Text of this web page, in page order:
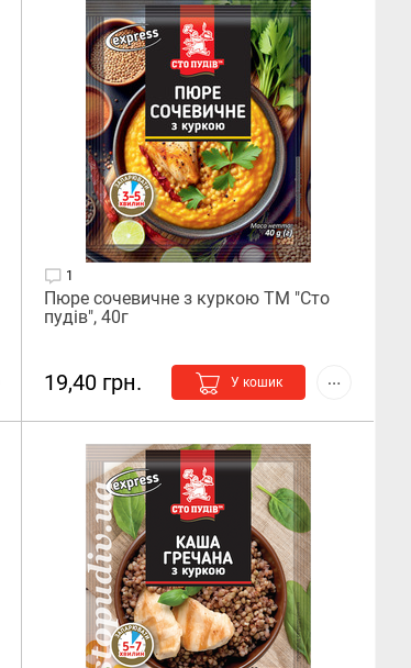
Пюре сочевичне з куркою ТМ "Сто
пудів", 40г
1
19,40 грн. У кошик